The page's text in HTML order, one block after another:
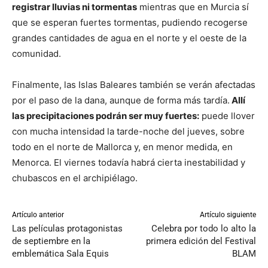
registrar lluvias ni tormentas mientras que en Murcia sí
que se esperan fuertes tormentas, pudiendo recogerse
grandes cantidades de agua en el norte y el oeste de la
comunidad.
Finalmente, las Islas Baleares también se verán afectadas
por el paso de la dana, aunque de forma más tardía. Allí
las precipitaciones podrán ser muy fuertes: puede llover
con mucha intensidad la tarde-noche del jueves, sobre
todo en el norte de Mallorca y, en menor medida, en
Menorca. El viernes todavía habrá cierta inestabilidad y
chubascos en el archipiélago.
Artículo anterior
Las películas protagonistas
de septiembre en la
emblemática Sala Equis
Artículo siguiente
Celebra por todo lo alto la
primera edición del Festival
BLAM